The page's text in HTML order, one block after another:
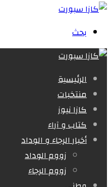
بحث
الرئيسية
منتخبات
كازا نيوز
كتاب و آراء
أخبار الرجاء و الوداد
زووم الوداد
زووم الرجاء